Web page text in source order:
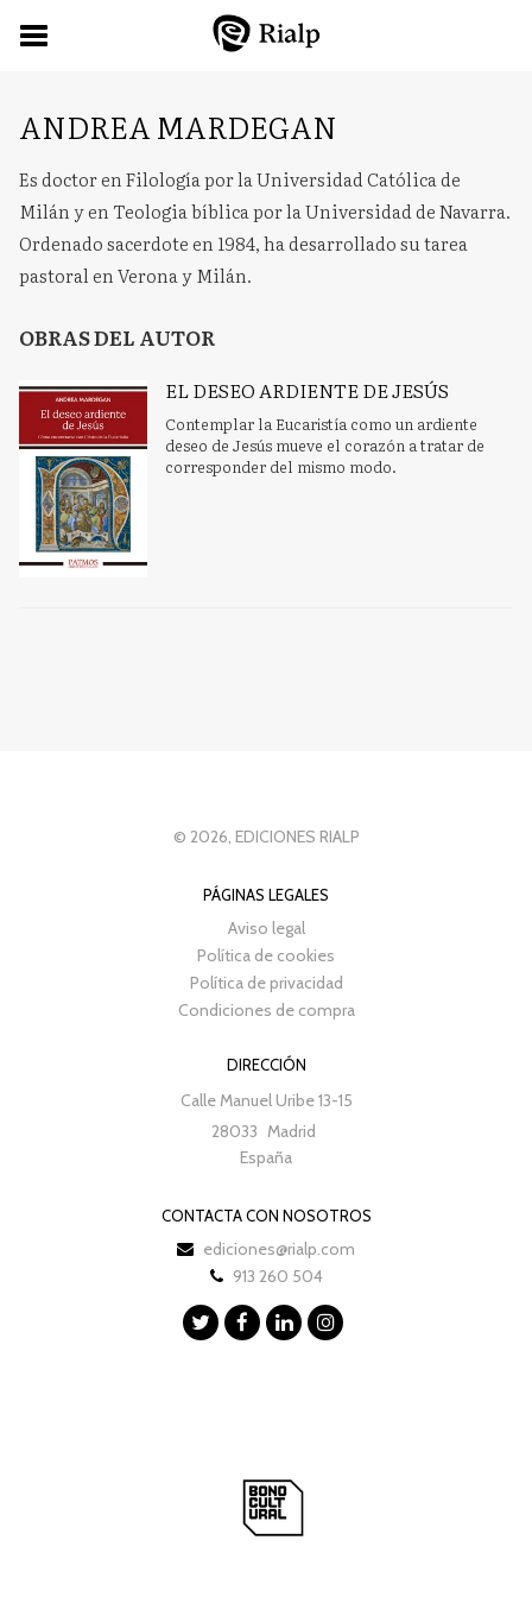
ANDREA MARDEGAN
Es doctor en Filología por la Universidad Católica de
Milán y en Teologia bíblica por la Universidad de Navarra.
Ordenado sacerdote en 1984, ha desarrollado su tarea
pastoral en Verona y Milán.
OBRAS DEL AUTOR
EL DESEO ARDIENTE DE JESÚS
Contemplar la Eucaristía como un ardiente
deseo de Jesús mueve el corazón a tratar de
corresponder del mismo modo.
© 2026, EDICIONES RIALP
PÁGINAS LEGALES
Aviso legal
Política de cookies
Política de privacidad
Condiciones de compra
DIRECCIÓN
Calle Manuel Uribe 13-15
28033 Madrid
España
CONTACTA CON NOSOTROS
ediciones@rialp.com
913 260 504